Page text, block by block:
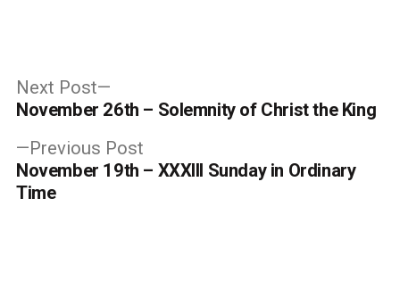
Post
navigation
Previous Post
post:
November 19th – XXXIII Sunday in Ordinary
Time
Next Post
post:
November 26th – Solemnity of Christ the King